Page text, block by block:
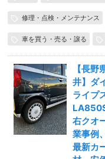
修理・点検・メンテナンス
車を買う・売る・譲る
【長
井】ダ
ライプ
右クオ
業事例
最新カ